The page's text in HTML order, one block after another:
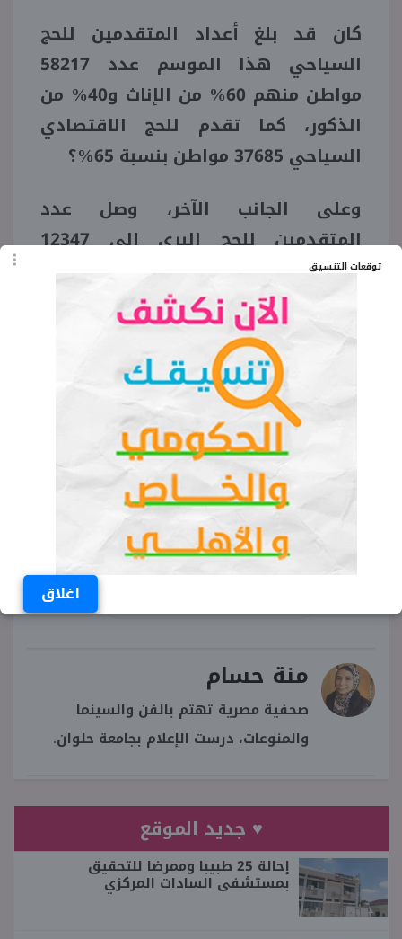
توقعات التنسيق
اغلاق
كان قد بلغ أعداد المتقدمين للحج
السياحي هذا الموسم عدد 58217
مواطن منهم 60% من الإناث و40% من
الذكور، كما تقدم للحج الاقتصادي
السياحي 37685 مواطن بنسبة 65
%؟
وعلى الجانب الآخر، وصل عدد
المتقدمين للحج البري إلى 12347
مواطن بنسبة 21% من إجمالي
المتقدمين، وبلغ عدد من تقدم للحج
الخمس نجوم 8185 مواطن بنسبة 14
الكلمات المفتاحية
نتيجة قرعة الحج السياحي 2024
موقع وزارة السياحة المصرية
موقع وزارة السياحة المصرية قرعة الحج
منة حسام
صحفية مصرية تهتم بالفن والسينما
والمنوعات، درست الإعلام بجامعة حلوان.
♥ جديد الموقع
إحالة 25 طبيبا وممرضا للتحقيق
بمستشفى السادات المركزي